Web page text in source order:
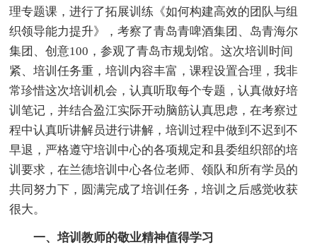
理专题课，进行了拓展训练《如何构建高效的团队与组
织领导能力提升》，考察了青岛青啤酒集团、岛青海尔
集团、创意100，参观了青岛市规划馆。这次培训时间
紧、培训任务重，培训内容丰富，课程设置合理，我非
常珍惜这次培训机会，认真听取每个专题，认真做好培
训笔记，并结合盈江实际开动脑筋认真思虑，在考察过
程中认真听讲解员进行讲解，培训过程中做到不迟到不
早退，严格遵守培训中心的各项规定和县委组织部的培
训要求，在兰德培训中心各位老师、领队和所有学员的
共同努力下，圆满完成了培训任务，培训之后感觉收获
很大。
一、培训教师的敬业精神值得学习